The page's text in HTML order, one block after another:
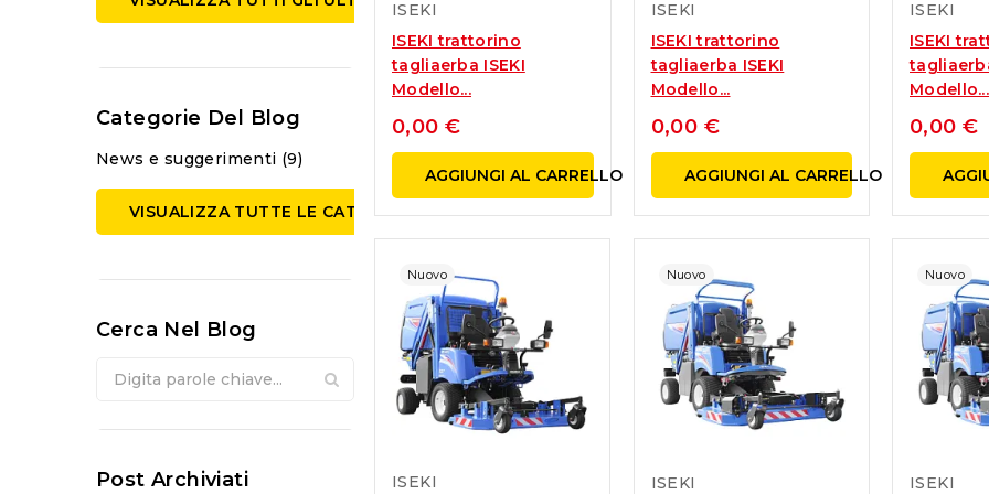
Categorie Del Blog
News e suggerimenti (9)
VISUALIZZA TUTTE LE CATEGORIE
Cerca Nel Blog
Post Archiviati
ISEKI
ISEKI trattorino
tagliaerba ISEKI
Modello...
0,00 €
AGGIUNGI AL CARRELLO
ISEKI
ISEKI trattorino
tagliaerba ISEKI
Modello...
0,00 €
AGGIUNGI AL CARRELLO
ISEKI
ISEKI
Modello...
0,00 €
Nuovo
ISEKI
Nuovo
ISEKI
Nuovo
ISEKI